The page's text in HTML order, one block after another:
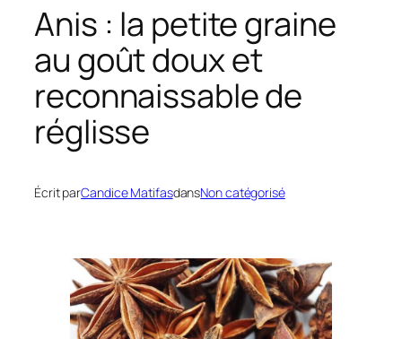
Anis : la petite graine
au goût doux et
reconnaissable de
réglisse
Écrit parCandice MatifasdansNon catégorisé